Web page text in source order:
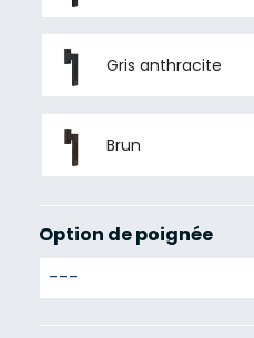
Gris anthracite
Brun
Option de poignée